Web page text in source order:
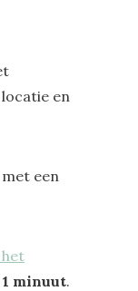
en
een
minuut.